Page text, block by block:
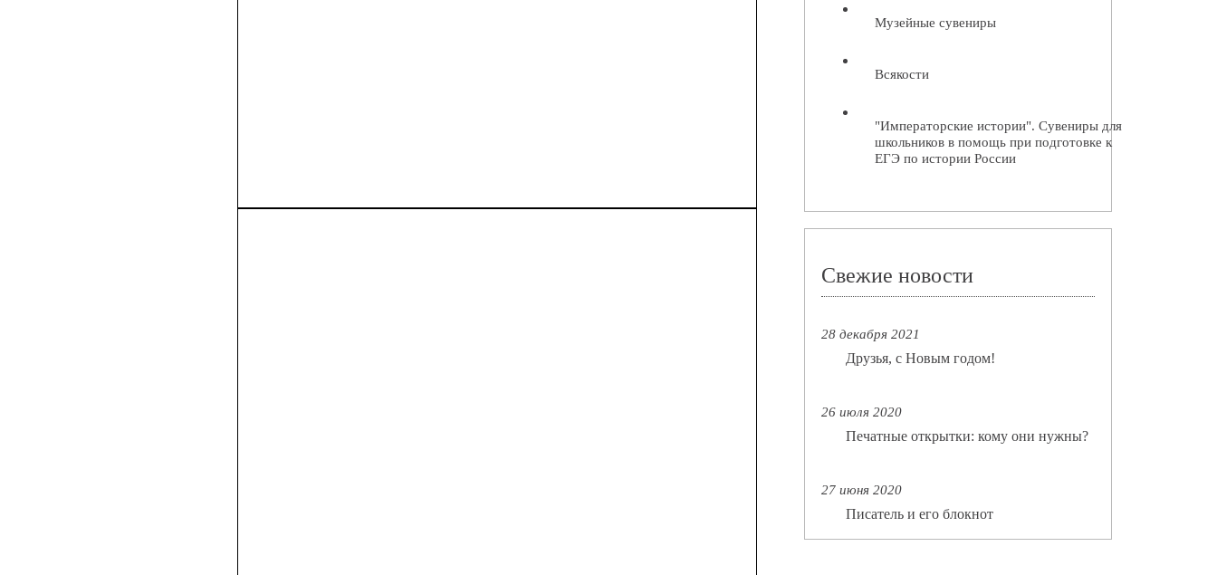
Музейные сувениры
Всякости
"Императорские истории". Сувениры для
школьников в помощь при подготовке к
ЕГЭ по истории России
Свежие новости
28 декабря 2021
Друзья, с Новым годом!
26 июля 2020
Печатные открытки: кому они нужны?
27 июня 2020
Писатель и его блокнот